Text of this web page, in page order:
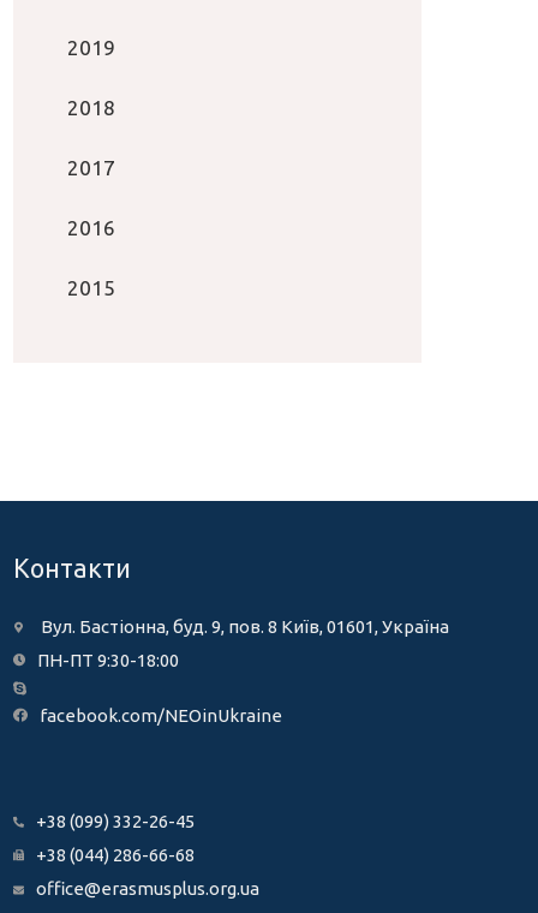
2019
2018
2017
2016
2015
Контакти
Вул. Бастіонна, буд. 9, пов. 8 Київ, 01601, Україна
ПН-ПТ 9:30-18:00
facebook.com/NEOinUkraine
+38 (099) 332-26-45
+38 (044) 286-66-68
office@erasmusplus.org.ua